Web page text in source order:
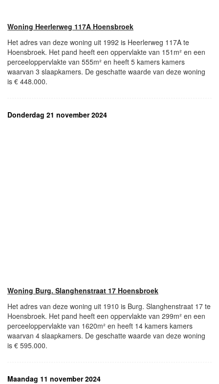
Woning Heerlerweg 117A Hoensbroek
Het adres van deze woning uit 1992 is Heerlerweg 117A te
Hoensbroek. Het pand heeft een oppervlakte van 151m² en een
perceeloppervlakte van 555m² en heeft 5 kamers kamers
waarvan 3 slaapkamers. De geschatte waarde van deze woning
is € 448.000.
Donderdag 21 november 2024
Woning Burg. Slanghenstraat 17 Hoensbroek
Het adres van deze woning uit 1910 is Burg. Slanghenstraat 17 te
Hoensbroek. Het pand heeft een oppervlakte van 299m² en een
perceeloppervlakte van 1620m² en heeft 14 kamers kamers
waarvan 4 slaapkamers. De geschatte waarde van deze woning
is € 595.000.
Maandag 11 november 2024